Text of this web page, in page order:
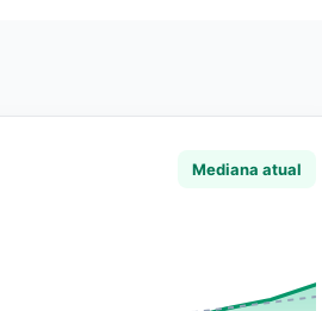
Mediana atual